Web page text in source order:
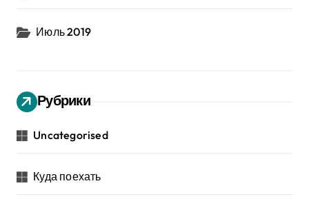
Июль 2019
Рубрики
Uncategorised
Куда поехать